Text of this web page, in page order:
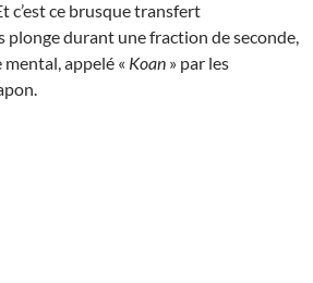
c’est ce brusque transfert
plonge durant une fraction de seconde,
appelé « Koan » par les